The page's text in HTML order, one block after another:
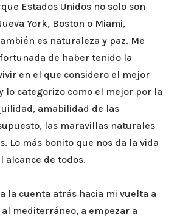
Estados Unidos no solo son
York, Boston o Miami,
es naturaleza y paz. Me
de haber tenido la
en el que considero el mejor
lo categorizo como el mejor por la
amabilidad de las
las maravillas naturales
Lo más bonito que nos da la vida
alcance de todos.
la cuenta atrás hacia mi vuelta a
al mediterráneo, a empezar a